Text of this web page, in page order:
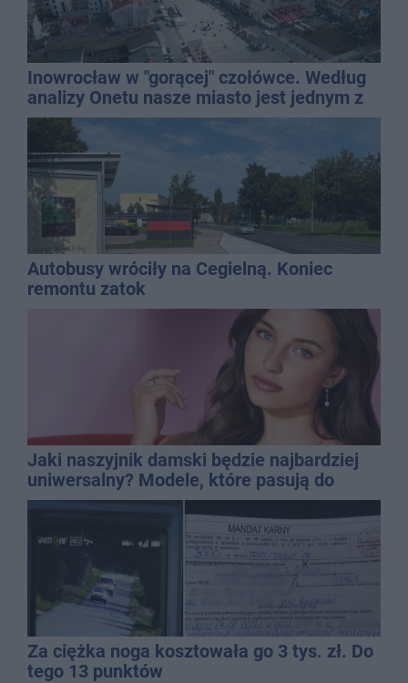
Inowrocław w "gorącej" czołówce. Według
analizy Onetu nasze miasto jest jednym z
najbardziej narażonych na upały
Autobusy wróciły na Cegielną. Koniec
remontu zatok
Jaki naszyjnik damski będzie najbardziej
uniwersalny? Modele, które pasują do
wielu stylizacji
Za ciężka noga kosztowała go 3 tys. zł. Do
tego 13 punktów